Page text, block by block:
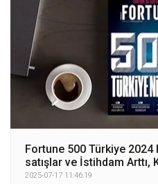
Fortune 500 Türkiye 2024
satışlar ve İstihdam Arttı,
2025-07-17 11:46:19